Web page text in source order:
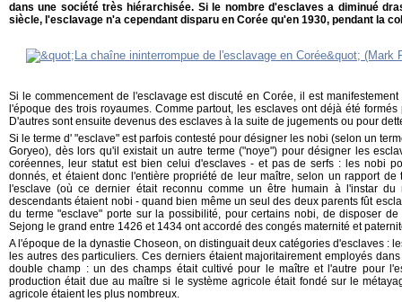
dans une société très hiérarchisée. Si le nombre d'esclaves a diminué
siècle, l'esclavage n'a cependant disparu en Corée qu'en 1930, pendant la
Si le commencement de l'esclavage est discuté en Corée, il est
l'époque des trois royaumes. Comme partout, les esclaves ont déjà été
D'autres sont ensuite devenus des esclaves à la suite de jugements ou pour
Si le terme d' "esclave" est parfois contesté pour désigner les nobi (selon un
Goryeo), dès lors qu'il existait un autre terme ("noye") pour désigner les
coréennes, leur statut est bien celui d'esclaves - et pas de serfs : les nobi
donnés, et étaient donc l'entière propriété de leur maître, selon un rapport de
l'esclave (où ce dernier était reconnu comme un être humain à l'instar
descendants étaient nobi - quand bien même un seul des deux parents fût
du terme "esclave" porte sur la possibilité, pour certains nobi, de disposer
Sejong le grand entre 1426 et 1434 ont accordé des congés maternité et
A l'époque de la dynastie Choseon, on distinguait deux catégories d'esclaves :
les autres des particuliers. Ces derniers étaient majoritairement employés
double champ : un des champs était cultivé pour le maître et l'autre pour
production était due au maître si le système agricole était fondé sur le
agricole étaient les plus nombreux.